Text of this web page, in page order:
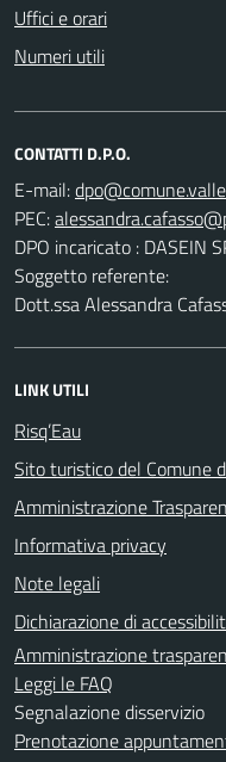
Uffici e orari
Numeri utili
CONTATTI D.P.O.
E-mail:
PEC:
DPO incaricato : DASEIN
Soggetto referente:
Dott.ssa Alessandra
LINK UTILI
Risq’Eau
Sito turistico del Comune
Amministrazione
Informativa privacy
Note legali
Dichiarazione di
Amministrazione
Leggi le FAQ
Segnalazione disservizio
Prenotazione